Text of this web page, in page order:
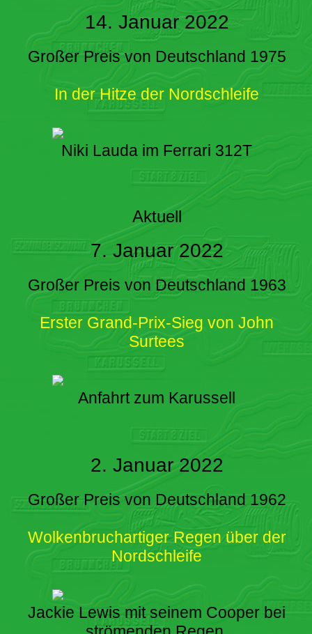
14. Januar 2022
Großer Preis von Deutschland 1975
In der Hitze der Nordschleife
Niki Lauda im Ferrari 312T
Aktuell
7. Januar 2022
Großer Preis von Deutschland 1963
Erster Grand-Prix-Sieg von John
Surtees
Anfahrt zum Karussell
2. Januar 2022
Großer Preis von Deutschland 1962
Wolkenbruchartiger Regen über der
Nordschleife
Jackie Lewis mit seinem Cooper bei